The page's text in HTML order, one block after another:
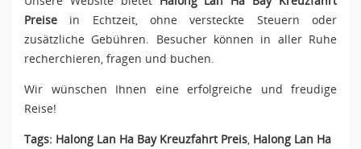
Preise in Echtzeit, ohne versteckte Steuern oder
zusätzliche Gebühren. Besucher können in aller Ruhe
recherchieren, fragen und buchen.
Wir wünschen Ihnen eine erfolgreiche und freudige
Reise!
Tags: Halong Lan Ha Bay Kreuzfahrt Preis Halong Lan Ha